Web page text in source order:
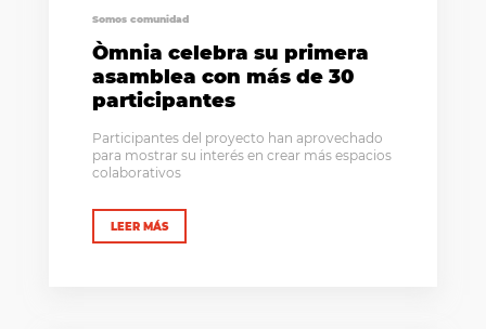
Somos comunidad
Òmnia celebra su primera
asamblea con más de 30
participantes
Participantes del proyecto han aprovechado
para mostrar su interés en crear más espacios
colaborativos
LEER MÁS